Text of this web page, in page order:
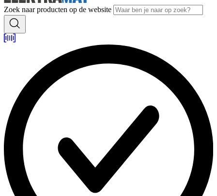
Zoek naar producten op de website